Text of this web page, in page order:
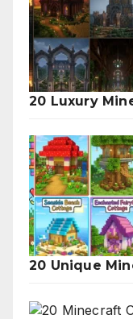
20 Luxury
20 Unique